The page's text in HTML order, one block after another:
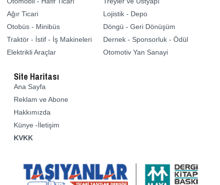
Ağır Ticari
Otobüs - Minibüs
Traktör - İstif - İş Makineleri
Elektrikli Araçlar
Lojistik - Depo
Döngü - Geri Dönüşüm
Dernek - Sponsorluk - Ödül
Otomotiv Yan Sanayi
Site Haritası
Ana Sayfa
Reklam ve Abone
Hakkımızda
Künye -İletişim
KVKK